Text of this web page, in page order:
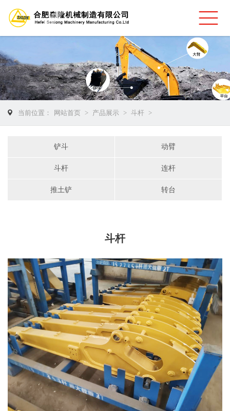
当前位置： 网站首页 > 产品展示 > 斗杆 >
铲斗 动臂
斗杆 连杆
推土铲 转台
斗杆